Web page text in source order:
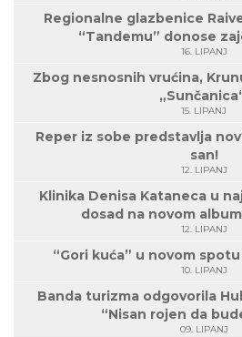
Regionalne glazbenice
“Tandemu” donose
16. LIPANJ
Zbog nesnosnih vrućina,
15. LIPANJ
Reper iz sobe predstavlja
san!
12. LIPANJ
Klinika Denisa Kataneca u
dosad na novom
12. LIPANJ
“Gori kuća” u novom
10. LIPANJ
Banda turizma odgovorila
“Nisan rojen da
09. LIPANJ